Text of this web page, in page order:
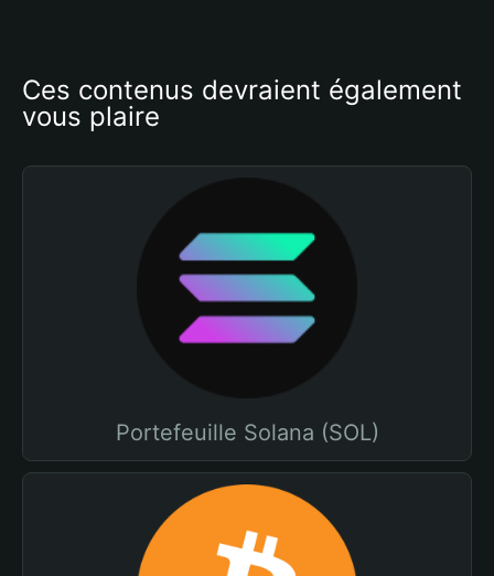
Ces contenus devraient également
vous plaire
Portefeuille Solana (SOL)